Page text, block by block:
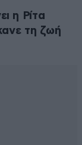
η Ρίτα
τη ζωή